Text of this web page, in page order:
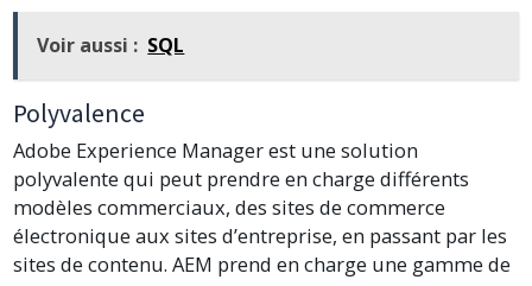
Voir aussi : SQL
Polyvalence
Adobe Experience Manager est une solution
polyvalente qui peut prendre en charge différents
modèles commerciaux, des sites de commerce
électronique aux sites d’entreprise, en passant par les
sites de contenu. AEM prend en charge une gamme de